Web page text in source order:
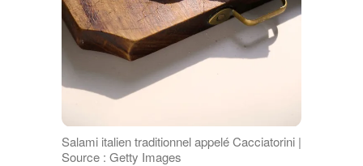
Salami italien traditionnel appelé Cacciatorini |
Source : Getty Images